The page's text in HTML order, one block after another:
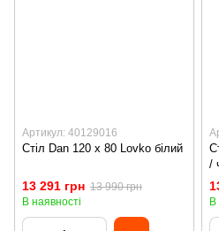
Артикул: 40129016
Стіл Dan 120 х 80 Lovko білий
13 291 грн 13 990 грн
В наявності
/
В